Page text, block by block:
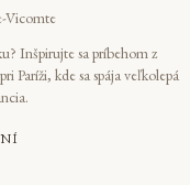
Vicomte
Inšpirujte sa príbehom z
Paríži, kde sa spája veľkolepá